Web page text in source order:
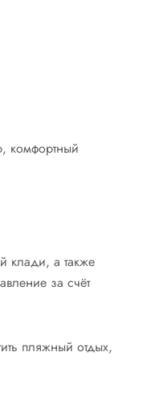
комфортный
клади, а также
за счёт
пляжный отдых,